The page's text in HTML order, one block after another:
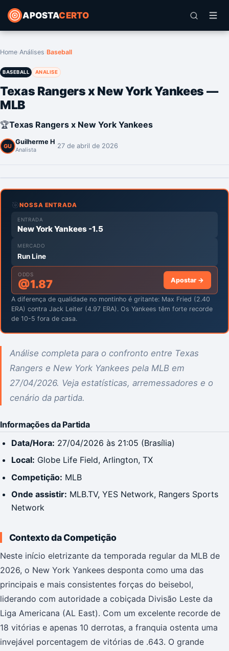
APOSTACERTO
Home Análises Baseball
BASEBALL ANALISE
Texas Rangers x New York Yankees —
MLB
🏆Texas Rangers x New York Yankees
GU
Guilherme H
Analista 27 de abril de 2026
🎯NOSSA ENTRADA
ENTRADA
New York Yankees -1.5
MERCADO
Run Line
ODDS
@1.87 Apostar →
A diferença de qualidade no montinho é gritante: Max Fried (2.40
ERA) contra Jack Leiter (4.97 ERA). Os Yankees têm forte recorde
de 10-5 fora de casa.
Análise completa para o confronto entre Texas
Rangers e New York Yankees pela MLB em
27/04/2026. Veja estatísticas, arremessadores e o
cenário da partida.
Informações da Partida
Data/Hora: 27/04/2026 às 21:05 (Brasília)
Local: Globe Life Field, Arlington, TX
Competição: MLB
Onde assistir: MLB.TV, YES Network, Rangers Sports
Network
Contexto da Competição
Neste início eletrizante da temporada regular da MLB de
2026, o New York Yankees desponta como uma das
principais e mais consistentes forças do beisebol,
liderando com autoridade a cobiçada Divisão Leste da
Liga Americana (AL East). Com um excelente recorde de
18 vitórias e apenas 10 derrotas, a franquia ostenta uma
invejável porcentagem de vitórias de .643. O grande